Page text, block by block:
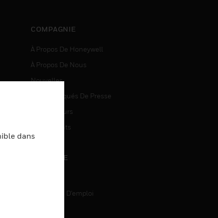
COMPAGNIE
À Propos De Honeywell
À Propos De Nous
Nouvelles
Communiqués De Presse
Investisseurs
Événements
CARRIÈRE
Recherche D'emploi
dans